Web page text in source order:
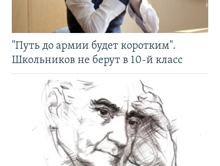
"Путь до армии будет коротким".
Школьников не берут в 10-й класс